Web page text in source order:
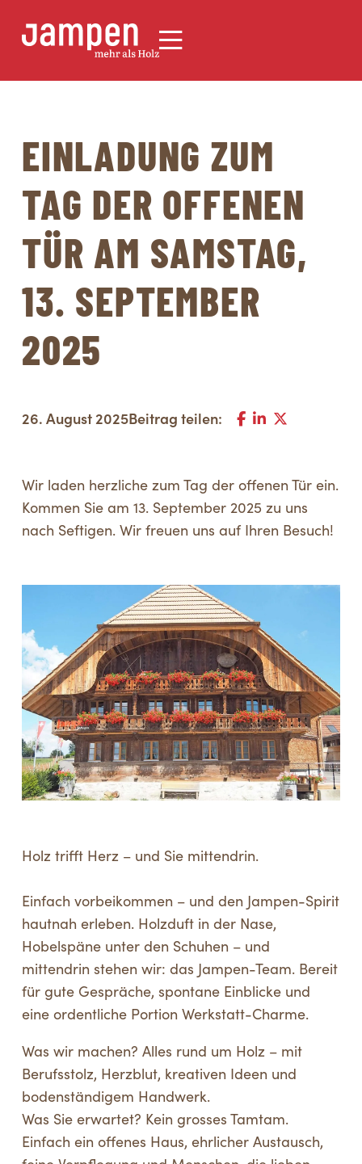
EINLADUNG ZUM
TAG DER OFFENEN
TÜR AM SAMSTAG,
13. SEPTEMBER
2025
26. August 2025Beitrag teilen:
Wir laden herzliche zum Tag der offenen Tür ein.
Kommen Sie am 13. September 2025 zu uns
nach Seftigen. Wir freuen uns auf Ihren Besuch!
Holz trifft Herz – und Sie mittendrin.
Einfach vorbeikommen – und den Jampen-Spirit
hautnah erleben. Holzduft in der Nase,
Hobelspäne unter den Schuhen – und
mittendrin stehen wir: das Jampen-Team. Bereit
für gute Gespräche, spontane Einblicke und
eine ordentliche Portion Werkstatt-Charme.
Was wir machen? Alles rund um Holz – mit
Berufsstolz, Herzblut, kreativen Ideen und
bodenständigem Handwerk.
Was Sie erwartet? Kein grosses Tamtam.
Einfach ein offenes Haus, ehrlicher Austausch,